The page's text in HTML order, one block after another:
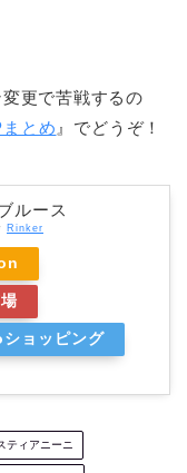
更で苦戦するの
とめ 』でどうぞ！
ルース
Rinker
ョッピング
ティアニーニ